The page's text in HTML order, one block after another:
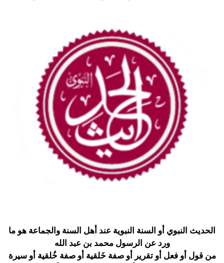
الحديث النبوي أو السنة النبوية عند أهل السنة والجماعة هو ما
ورد عن الرسول محمد بن عبد الله
من قول أو فعل أو تقرير أو صفة خَلقية أو صفة خُلقية أو سيرة